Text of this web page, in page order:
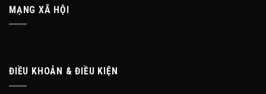
MẠNG XÃ HỘI
ĐIỀU KHOẢN & ĐIỀU KIỆN